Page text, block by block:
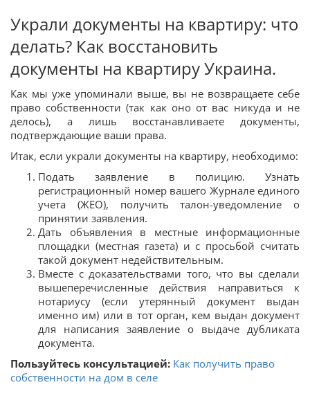
Украли документы на квартиру: что
делать? Как восстановить
документы на квартиру Украина.
Как мы уже упоминали выше, вы не возвращаете себе
право собственности (так как оно от вас никуда и не
делось), а лишь восстанавливаете документы,
подтверждающие ваши права.
Итак, если украли документы на квартиру, необходимо:
Подать заявление в полицию. Узнать
регистрационный номер вашего Журнале единого
учета (ЖЕО), получить талон-уведомление о
принятии заявления.
Дать объявления в местные информационные
площадки (местная газета) и с просьбой считать
такой документ недействительным.
Вместе с доказательствами того, что вы сделали
вышеперечисленные действия направиться к
нотариусу (если утерянный документ выдан
именно им) или в тот орган, кем выдан документ
для написания заявление о выдаче дубликата
документа.
Пользуйтесь консультацией: Как получить право
собственности на дом в селе